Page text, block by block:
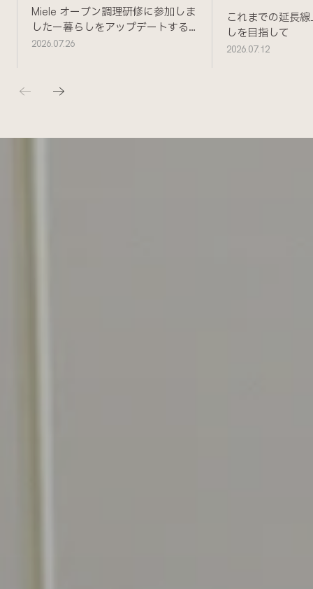
Miele オーブン調理研修に参加しま
したー暮らしをアップデートする
ためにー
2026.07.26
これまでの延長
しを目指して
2026.07.12